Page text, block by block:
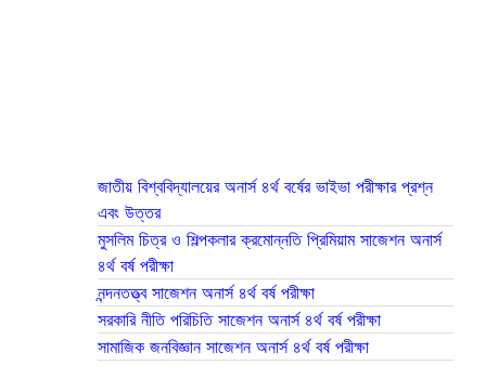
জাতীয় বিশ্ববিদ্যালয়ের অনার্স ৪র্থ বর্ষের ভাইভা পরীক্ষার প্রশ্ন
এবং উত্তর
মুসলিম চিত্র ও শিল্পকলার ক্রমোন্নতি প্রিমিয়াম সাজেশন অনার্স
৪র্থ বর্ষ পরীক্ষা
নন্দনতত্ত্ব সাজেশন অনার্স ৪র্থ বর্ষ পরীক্ষা
সরকারি নীতি পরিচিতি সাজেশন অনার্স ৪র্থ বর্ষ পরীক্ষা
সামাজিক জনবিজ্ঞান সাজেশন অনার্স ৪র্থ বর্ষ পরীক্ষা